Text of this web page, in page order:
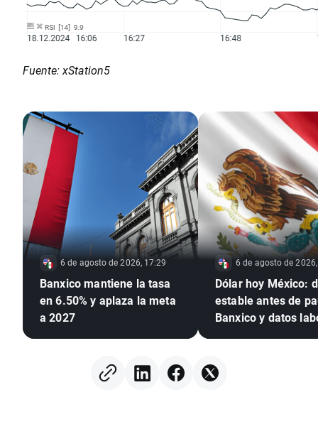
Fuente: xStation5
6 de agosto de 2026, 17:29
Banxico mantiene la tasa
en 6.50% y aplaza la meta
a 2027
6 de agosto de
Dólar hoy México:
estable antes de
Banxico y datos